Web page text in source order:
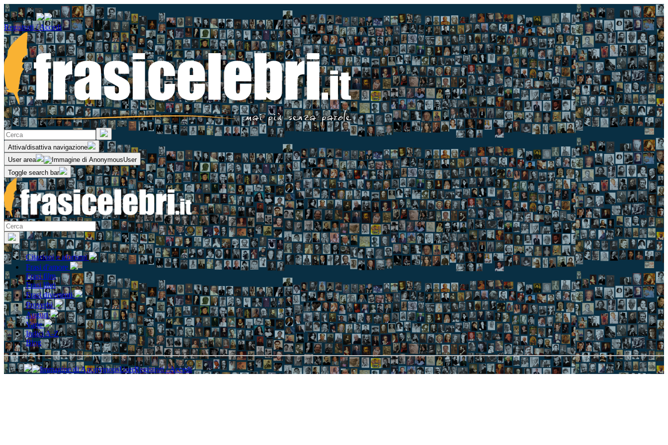
Seguici su
Registrati / Accedi
Attiva/disattiva navigazione
User area
Toggle search bar
Citazioni e aforismi
Frasi d'amore
Frasi film
Frasi libri
Frasi divertenti
Proverbi
Auguri
Varie
Indici A-Z
Blog
Registrati / Accedi